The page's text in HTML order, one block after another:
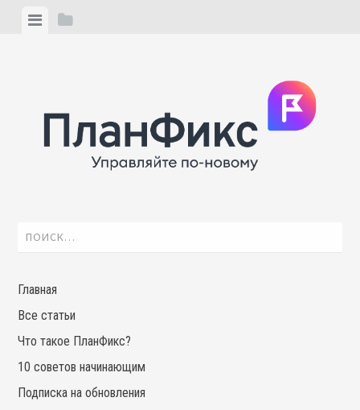
ViewView
Найти:
Главная
Все статьи
Что такое ПланФикс?
10 советов начинающим
Подписка на обновления